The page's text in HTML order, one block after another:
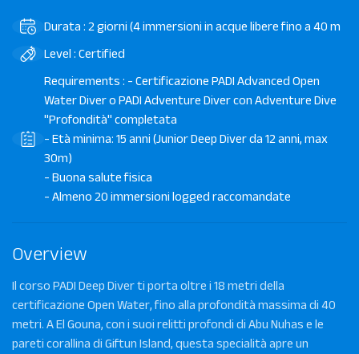
Durata : 2 giorni (4 immersioni in acque libere fino a 40 m
Level : Certified
Requirements : - Certificazione PADI Advanced Open
Water Diver o PADI Adventure Diver con Adventure Dive
"Profondità" completata
- Età minima: 15 anni (Junior Deep Diver da 12 anni, max
30m)
- Buona salute fisica
- Almeno 20 immersioni logged raccomandate
Overview
Il corso PADI Deep Diver ti porta oltre i 18 metri della
certificazione Open Water, fino alla profondità massima di 40
metri. A El Gouna, con i suoi relitti profondi di Abu Nuhas e le
pareti corallina di Giftun Island, questa specialità apre un